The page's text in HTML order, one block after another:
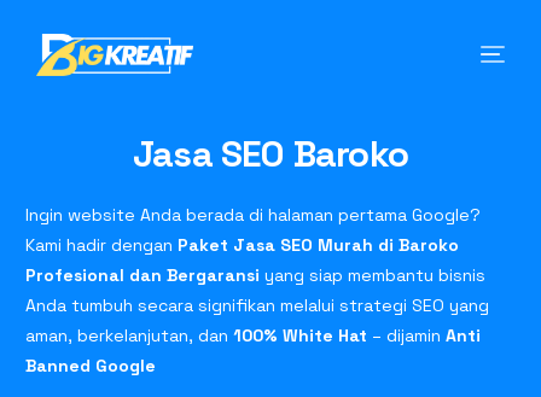
Jasa SEO Baroko
Ingin website Anda berada di halaman pertama Google?
Kami hadir dengan Paket Jasa SEO Murah di Baroko
Profesional dan Bergaransi yang siap membantu bisnis
Anda tumbuh secara signifikan melalui strategi SEO yang
aman, berkelanjutan, dan100% White Hat – dijaminAnti
Banned Google